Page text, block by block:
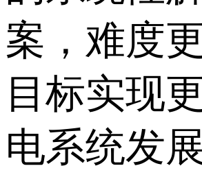
案，难度
目标实现
电系统发